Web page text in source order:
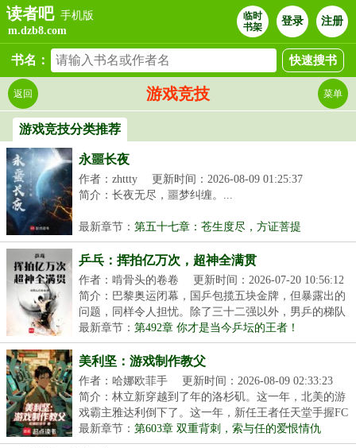
读者吧 手机版
m.dzb8.com
临时
书架
登录 注册
书名：
游戏竞技
返回 菜单
游戏竞技分类推荐
永噩长夜
作者：zhttty
更新时间：2026-08-09 01:25:37
简介：长夜无尽，噩梦纠缠。...
最新章节： 第五十七章：苍生度尽，方证菩提
乒乓：挥拍亿万次，超神全满贯
作者：啃骨头的卷卷
更新时间：2026-07-20 10:56:12
简介：巴黎奥运闭幕，国乒包揽五块金牌，但暴露出的
问题，同样令人担忧。除了三十二强以外，男乒的梯队
建...
最新章节： 第492章 你才是当今乒坛的王者！
美利坚：游戏制作教父
作者：哈娜欧菲手
更新时间：2026-08-09 02:33:23
简介：林立新穿越到了年的洛杉矶。这一年，北美的游
戏霸主雅达利倒下了。这一年，新任王者任天堂手握FC
红...
最新章节： 第603章 双重背刺，索与任的爱恨情仇